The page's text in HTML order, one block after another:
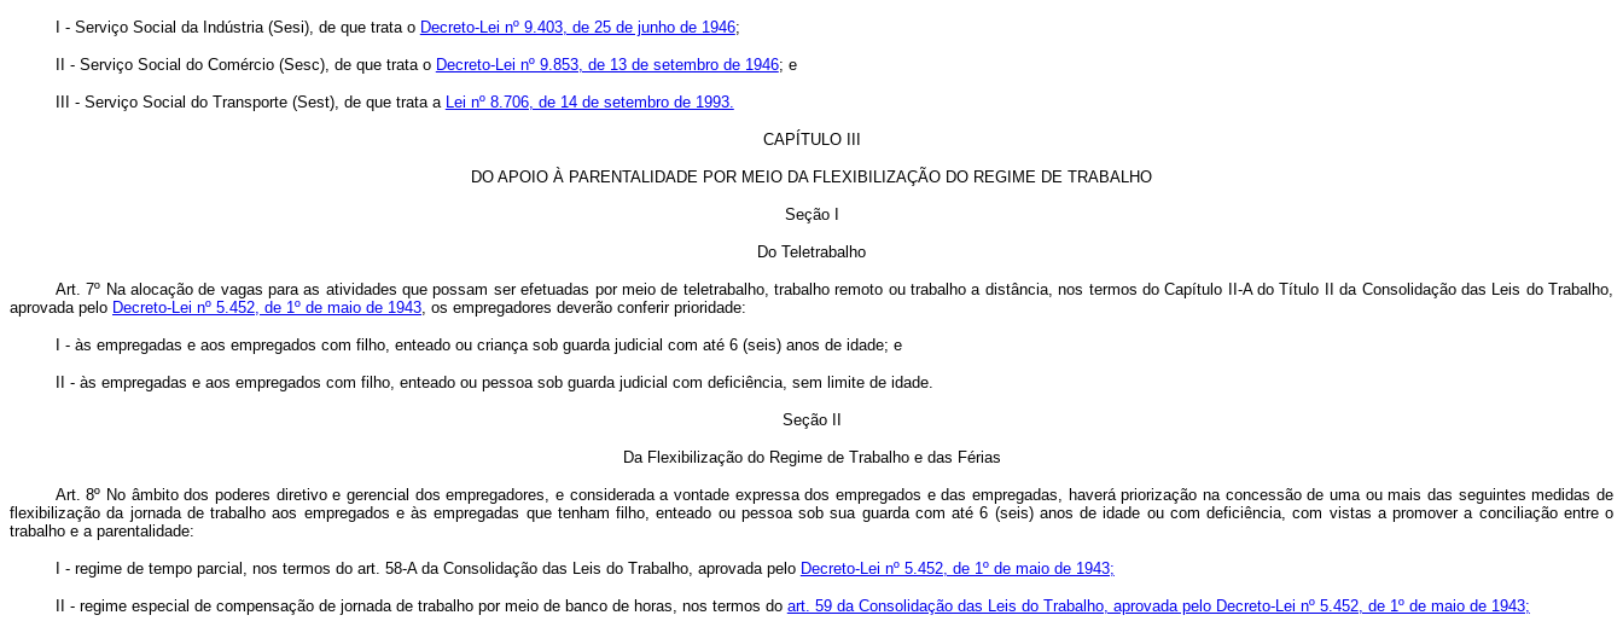
I - Serviço Social da Indústria (Sesi), de que trata o Decreto-Lei nº 9.403, de 25 de junho de 1946;
II - Serviço Social do Comércio (Sesc), de que trata o Decreto-Lei nº 9.853, de 13 de setembro de 1946; e
III - Serviço Social do Transporte (Sest), de que trata a Lei nº 8.706, de 14 de setembro de 1993.
CAPÍTULO III
DO APOIO À PARENTALIDADE POR MEIO DA FLEXIBILIZAÇÃO DO REGIME DE TRABALHO
Seção I
Do Teletrabalho
Art. 7º Na alocação de vagas para as atividades que possam ser efetuadas por meio de teletrabalho, trabalho remoto ou trabalho a distância, nos termos do Capítulo II-A do Título II da Consolidação das Leis do Trabalho,
aprovada pelo Decreto-Lei nº 5.452, de 1º de maio de 1943, os empregadores deverão conferir prioridade:
I - às empregadas e aos empregados com filho, enteado ou criança sob guarda judicial com até 6 (seis) anos de idade; e
II - às empregadas e aos empregados com filho, enteado ou pessoa sob guarda judicial com deficiência, sem limite de idade.
Seção II
Da Flexibilização do Regime de Trabalho e das Férias
Art. 8º No âmbito dos poderes diretivo e gerencial dos empregadores, e considerada a vontade expressa dos empregados e das empregadas, haverá priorização na concessão de uma ou mais das seguintes medidas de
flexibilização da jornada de trabalho aos empregados e às empregadas que tenham filho, enteado ou pessoa sob sua guarda com até 6 (seis) anos de idade ou com deficiência, com vistas a promover a conciliação entre o
trabalho e a parentalidade:
I - regime de tempo parcial, nos termos do art. 58-A da Consolidação das Leis do Trabalho, aprovada pelo Decreto-Lei nº 5.452, de 1º de maio de 1943;
II - regime especial de compensação de jornada de trabalho por meio de banco de horas, nos termos do art. 59 da Consolidação das Leis do Trabalho, aprovada pelo Decreto-Lei nº 5.452, de 1º de maio de 1943;